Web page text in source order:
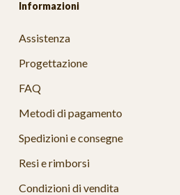
Informazioni
Assistenza
Progettazione
FAQ
Metodi di pagamento
Spedizioni e consegne
Resi e rimborsi
Condizioni di vendita